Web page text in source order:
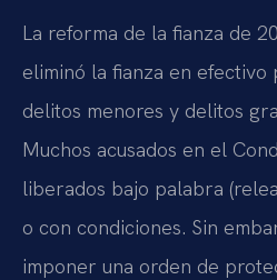
La reforma de la fianza de
eliminó la fianza en efectivo
delitos menores y delitos
Muchos acusados en el
liberados bajo palabra
o con condiciones. Sin
imponer una orden de